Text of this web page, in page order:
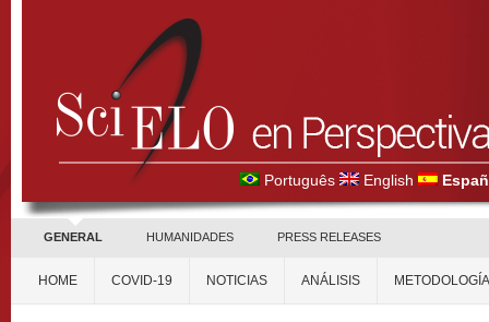
Português English
GENERAL HUMANIDADES PRESS RELEASES
HOME COVID-19 NOTICIAS ANÁLISIS METODOLOGÍA